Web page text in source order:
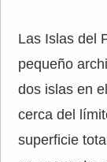
Las Islas del
pequeño
dos islas en
cerca del
superficie